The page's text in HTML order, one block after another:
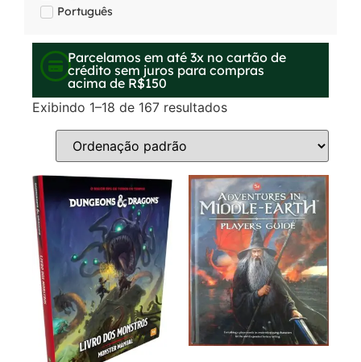
Português
Parcelamos em até 3x no cartão de
crédito sem juros para compras
acima de R$150
Exibindo 1–18 de 167 resultados